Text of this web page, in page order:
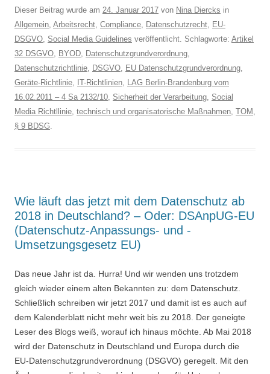
Dieser Beitrag wurde am 24. Januar 2017 von Nina Diercks in
Allgemein, Arbeitsrecht, Compliance, Datenschutzrecht, EU-
DSGVO, Social Media Guidelines veröffentlicht. Schlagworte: Artikel
32 DSGVO, BYOD, Datenschutzgrundverordnung,
Datenschutzrichtlinie, DSGVO, EU Datenschutzgrundverordnung,
Geräte-Richtlinie, IT-Richtlinien, LAG Berlin-Brandenburg vom
16.02.2011 – 4 Sa 2132/10, Sicherheit der Verarbeitung, Social
Media Richtllinie, technisch und organisatorische Maßnahmen, TOM ,
§ 9 BDSG.
Wie läuft das jetzt mit dem Datenschutz ab
2018 in Deutschland? – Oder: DSAnpUG-EU
(Datenschutz-Anpassungs- und -
Umsetzungsgesetz EU)
Das neue Jahr ist da. Hurra! Und wir wenden uns trotzdem
gleich wieder einem alten Bekannten zu: dem Datenschutz.
Schließlich schreiben wir jetzt 2017 und damit ist es auch auf
dem Kalenderblatt nicht mehr weit bis zu 2018. Der geneigte
Leser des Blogs weiß, worauf ich hinaus möchte. Ab Mai 2018
wird der Datenschutz in Deutschland und Europa durch die
EU-Datenschutzgrundverordnung (DSGVO) geregelt. Mit den